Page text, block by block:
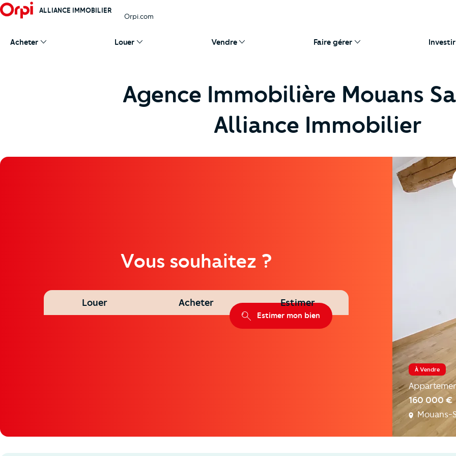
ALLIANCE IMMOBILIER
Orpi.com
Acheter Louer Vendre Faire gérer Investir
Agence Immobilière Mouans
Alliance Immobilier
Vous souhaitez ?
Louer Acheter Estimer
Estimer mon bien
À Vendre
160 000 €
Mouans-